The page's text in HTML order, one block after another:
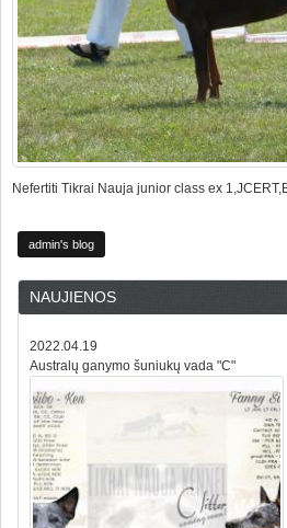
Nefertiti Tikrai Nauja junior class ex
admin's blog
NAUJIENOS
2022.04.19
Australų ganymo šuniukų vada "C"